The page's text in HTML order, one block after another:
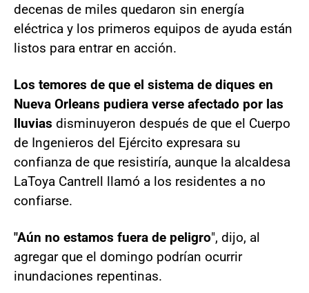
decenas de miles quedaron sin energía
eléctrica y los primeros equipos de ayuda están
listos para entrar en acción.
Los temores de que el sistema de diques en
Nueva Orleans pudiera verse afectado por las
lluvias disminuyeron después de que el Cuerpo
de Ingenieros del Ejército expresara su
confianza de que resistiría, aunque la alcaldesa
LaToya Cantrell llamó a los residentes a no
confiarse.
"Aún no estamos fuera de peligro", dijo, al
agregar que el domingo podrían ocurrir
inundaciones repentinas.